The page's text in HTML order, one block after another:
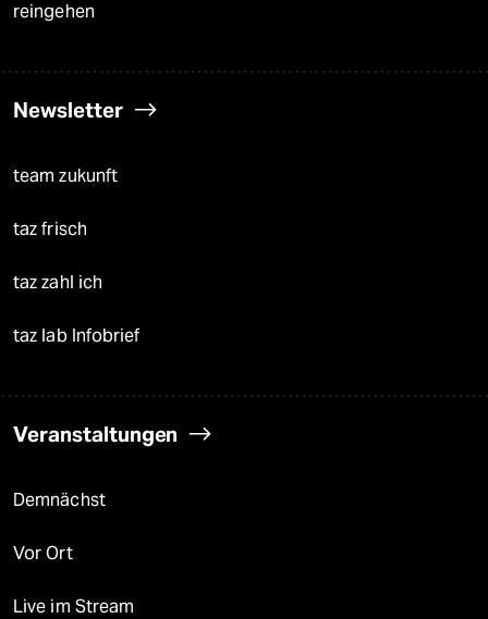
reingehen
Newsletter
team zukunft
taz frisch
taz zahl ich
taz lab Infobrief
Veranstaltungen
Demnächst
Vor Ort
Live im Stream